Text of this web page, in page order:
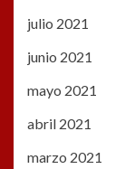
julio 2021
junio 2021
mayo 2021
abril 2021
marzo 2021